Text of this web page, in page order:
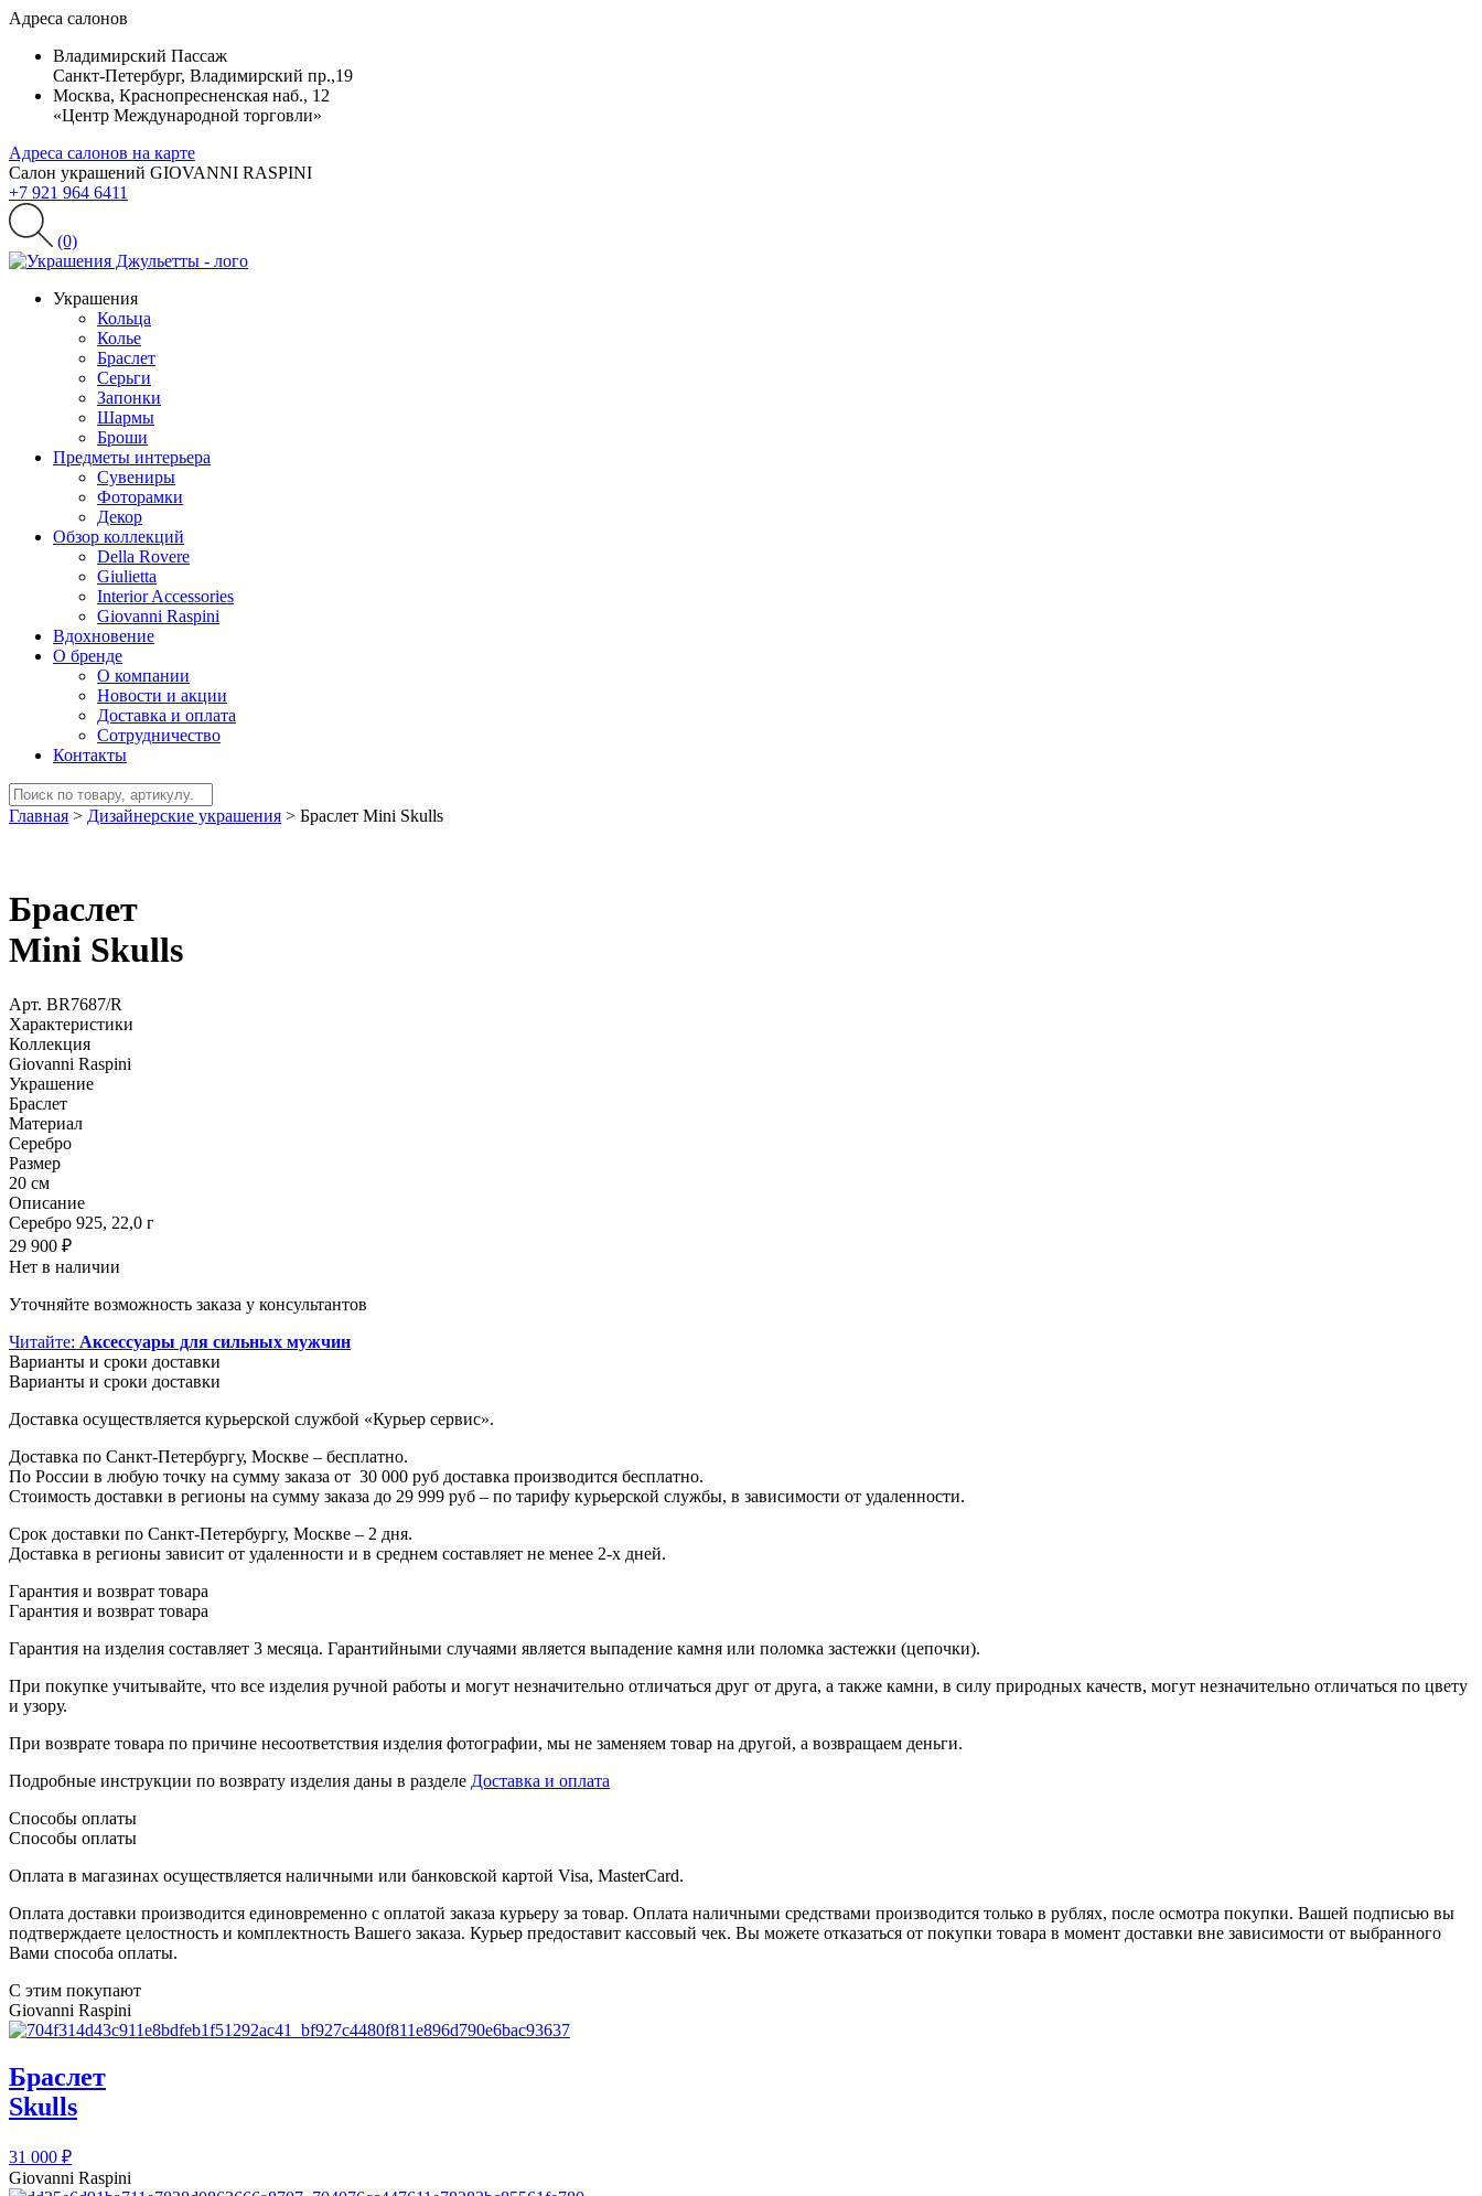
Адреса салонов
Владимирский Пассаж
Санкт-Петербург, Владимирский пр.,19
Москва, Краснопресненская наб., 12
«Центр Международной торговли»
Адреса салонов на карте
Салон украшений GIOVANNI RASPINI
+7 921 964 6411
(0)
Украшения
Кольца
Колье
Браслет
Серьги
Запонки
Шармы
Броши
Предметы интерьера
Сувениры
Фоторамки
Декор
Обзор коллекций
Della Rovere
Giulietta
Interior Accessories
Giovanni Raspini
Вдохновение
О бренде
О компании
Новости и акции
Доставка и оплата
Сотрудничество
Контакты
Главная > Дизайнерские украшения > Браслет Mini Skulls
Браслет
Mini Skulls
Арт. BR7687/R
Характеристики
Коллекция
Giovanni Raspini
Украшение
Браслет
Материал
Серебро
Размер
20 см
Описание
Серебро 925, 22,0 г
29 900 ₽
Нет в наличии
Уточняйте возможность заказа у консультантов
Читайте: Аксессуары для сильных мужчин
Варианты и сроки доставки
Варианты и сроки доставки
Доставка осуществляется курьерской службой «Курьер сервис».
Доставка по Санкт-Петербургу, Москве – бесплатно.
По России в любую точку на сумму заказа от 30 000 руб доставка производится бесплатно.
Стоимость доставки в регионы на сумму заказа до 29 999 руб – по тарифу курьерской службы, в зависимости от удаленности.
Срок доставки по Санкт-Петербургу, Москве – 2 дня.
Доставка в регионы зависит от удаленности и в среднем составляет не менее 2-х дней.
Гарантия и возврат товара
Гарантия и возврат товара
Гарантия на изделия составляет 3 месяца. Гарантийными случаями является выпадение камня или поломка застежки (цепочки).
При покупке учитывайте, что все изделия ручной работы и могут незначительно отличаться друг от друга, а также камни, в силу природных качеств, могут незначительно отличаться по цвету
и узору.
При возврате товара по причине несоответствия изделия фотографии, мы не заменяем товар на другой, а возвращаем деньги.
Подробные инструкции по возврату изделия даны в разделе Доставка и оплата
Способы оплаты
Способы оплаты
Оплата в магазинах осуществляется наличными или банковской картой Visa, MasterCard.
Оплата доставки производится единовременно с оплатой заказа курьеру за товар. Оплата наличными средствами производится только в рублях, после осмотра покупки. Вашей подписью вы
подтверждаете целостность и комплектность Вашего заказа. Курьер предоставит кассовый чек. Вы можете отказаться от покупки товара в момент доставки вне зависимости от выбранного
Вами способа оплаты.
С этим покупают
Giovanni Raspini
Браслет
Skulls
31 000 ₽
Giovanni Raspini